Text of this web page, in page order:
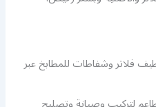
فلاتر وشفاطات للمطابخ عبر